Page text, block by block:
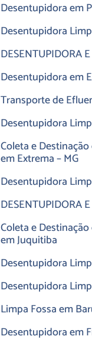
Desentupidora em
Desentupidora
DESENTUPIDORA
Desentupidora em
Transporte de
Desentupidora
Coleta e
em Extrema – MG
Desentupidora
DESENTUPIDORA
Coleta e
em Juquitiba
Desentupidora
Desentupidora
Limpa Fossa em
Desentupidora em